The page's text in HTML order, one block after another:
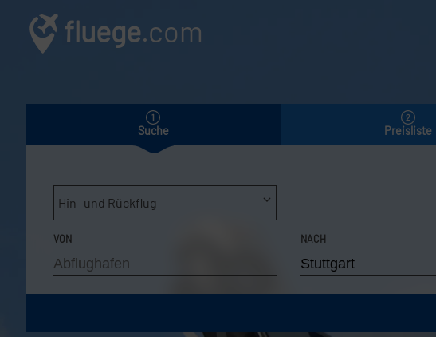
fluege.com
Suche Preisliste
Hin- und Rückflug
VON NACH